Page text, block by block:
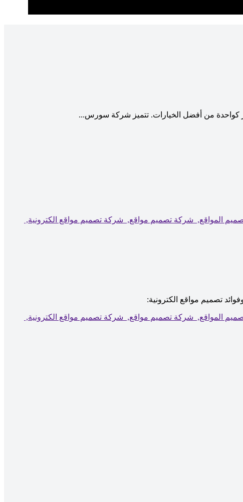
كواحدة من أفضل الخيارات. تتميز شركة سورس...
المواقع, شركة تصميم مواقع, شركة تصميم مواقع الكترونية,
تصميم مواقع الكترونية:
المواقع, شركة تصميم مواقع, شركة تصميم مواقع الكترونية,